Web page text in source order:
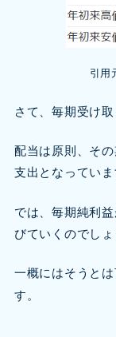
引用
さて、毎期受け
配当は原則、そ
支出となっていま
では、毎期純利
びていくのでしょ
一概にはそうと
す。